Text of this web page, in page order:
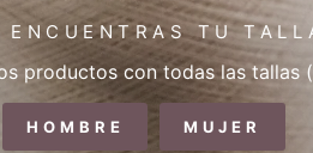
ENCUENTRAS TU
productos con todas las tallas
HOMBRE MUJER